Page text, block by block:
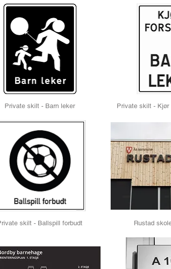
Private skilt - Barn leker Private skilt -
skilt - Ballspill forbudt Rustad